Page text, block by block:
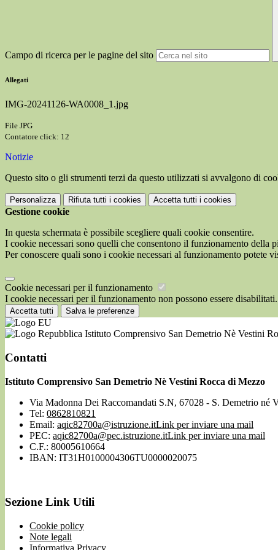
Campo di ricerca per le pagine del sito
Allegati
IMG-20241126-WA0008_1.jpg
File JPG
Contatore click: 12
Notizie
Questo sito o gli strumenti terzi da questo utilizzati si avvalgono di
Personalizza Rifiuta tutti i cookies Accetta tutti i cookies
Gestione cookie
In questa schermata è possibile scegliere quali cookie consentire.
I cookie necessari sono quelli che consentono il funzionamento della
Per conoscere quali sono i cookie necessari al funzionamento potete
Cookie necessari per il funzionamento
I cookie necessari per il funzionamento non possono essere
Accetta tutti Salva le preferenze
Istituto Comprensivo San Demetrio Nè Vestini
Contatti
Istituto Comprensivo San Demetrio Nè Vestini Rocca di Mezzo
Via Madonna Dei Raccomandati S.N, 67028 - S. Demetrio né
Tel: 0862810821
Email: aqic82700a@istruzione.itLink per inviare una mail
PEC: aqic82700a@pec.istruzione.itLink per inviare una mail
C.F.: 80005610664
IBAN: IT31H0100004306TU0000020075
Sezione Link Utili
Cookie policy
Note legali
Informativa Privacy